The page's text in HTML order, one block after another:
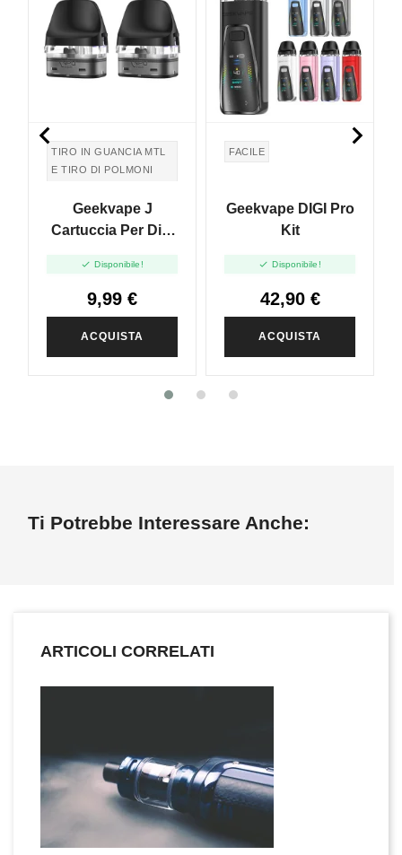
TIRO IN GUANCIA MTL
E TIRO DI POLMONI
Geekvape J
Cartuccia Per Digi
 Disponibile!
9,99 €
ACQUISTA
FACILE
Geekvape DIGI Pro
Kit
 Disponibile!
42,90 €
ACQUISTA
 
Ti Potrebbe Interessare Anche:
ARTICOLI CORRELATI